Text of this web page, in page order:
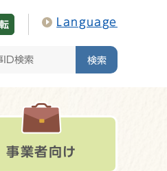
Language
検索
事業者向け